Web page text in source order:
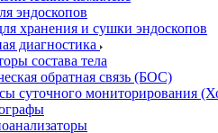
эндоскопов
хранения и сушки эндоскопов
диагностика
состава тела
обратная связь (БОС)
суточного мониторирования